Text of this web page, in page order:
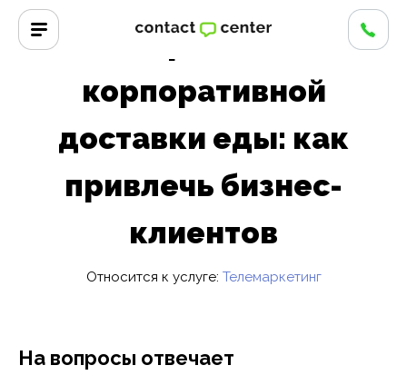
Главная
Телемаркетинг для
корпоративной
доставки еды: как
привлечь бизнес-
клиентов
Относится к услуге: Телемаркетинг
На вопросы отвечает